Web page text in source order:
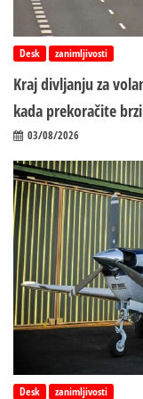
Desk zanimljivosti
Kraj divljanju za
kada prekoračite
03/08/2026
Desk zanimljivosti